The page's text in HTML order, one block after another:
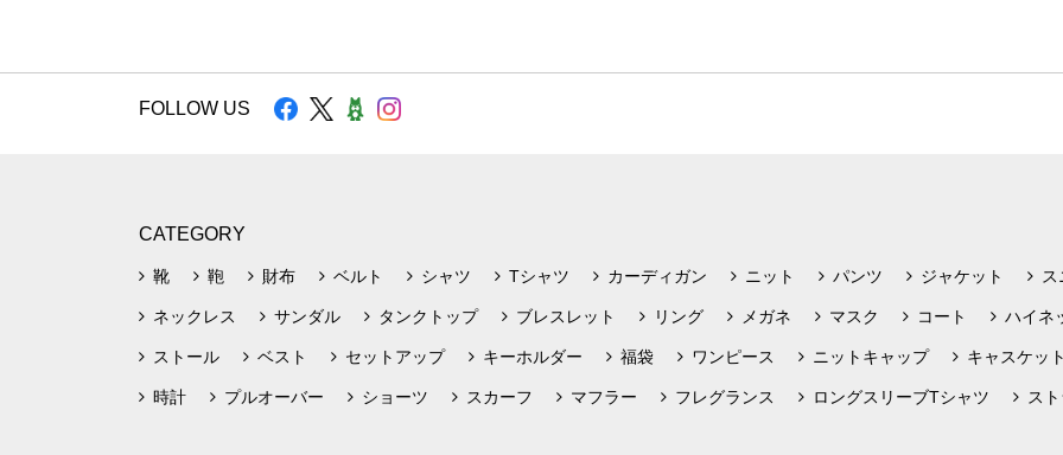
FOLLOW US
CATEGORY
靴 鞄 財布 ベルト シャツ Tシャツ カーディガン ニット パンツ ジャケット
ネックレス サンダル タンクトップ ブレスレット リング メガネ マスク コート ハイネ
ストール ベスト セットアップ キーホルダー 福袋 ワンピース ニットキャップ キャスケッ
時計 プルオーバー ショーツ スカーフ マフラー フレグランス ロングスリーブTシャツ ス